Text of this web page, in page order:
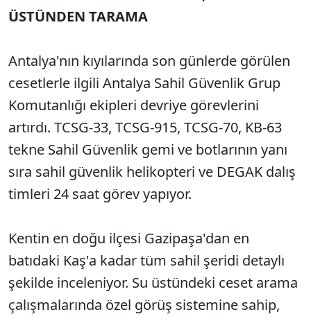
ÜSTÜNDEN TARAMA
Antalya'nın kıyılarında son günlerde görülen
cesetlerle ilgili Antalya Sahil Güvenlik Grup
Komutanlığı ekipleri devriye görevlerini
artırdı. TCSG-33, TCSG-915, TCSG-70, KB-63
tekne Sahil Güvenlik gemi ve botlarının yanı
sıra sahil güvenlik helikopteri ve DEGAK dalış
timleri 24 saat görev yapıyor.
Kentin en doğu ilçesi Gazipaşa'dan en
batıdaki Kaş'a kadar tüm sahil şeridi detaylı
şekilde inceleniyor. Su üstündeki ceset arama
çalışmalarında özel görüş sistemine sahip,